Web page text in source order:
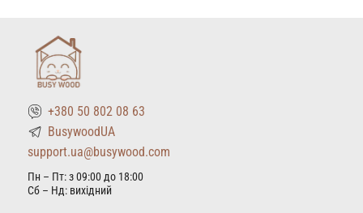
+380 50 802 08 63
BusywoodUA
support.ua@busywood.com
Пн – Пт: з 09:00 до 18:00
Сб – Нд: вихідний